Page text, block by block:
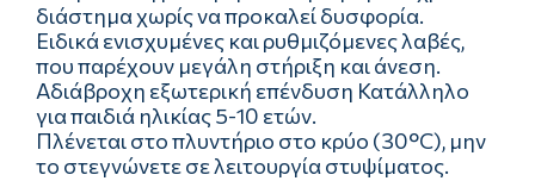
διάστημα χωρίς να προκαλεί δυσφορία.
Ειδικά ενισχυμένες και ρυθμιζόμενες λαβές,
που παρέχουν μεγάλη στήριξη και άνεση.
Αδιάβροχη εξωτερική επένδυση Κατάλληλο
για παιδιά ηλικίας 5-10 ετών.
Πλένεται στο πλυντήριο στο κρύο (30°C), μην
το στεγνώνετε σε λειτουργία στυψίματος.